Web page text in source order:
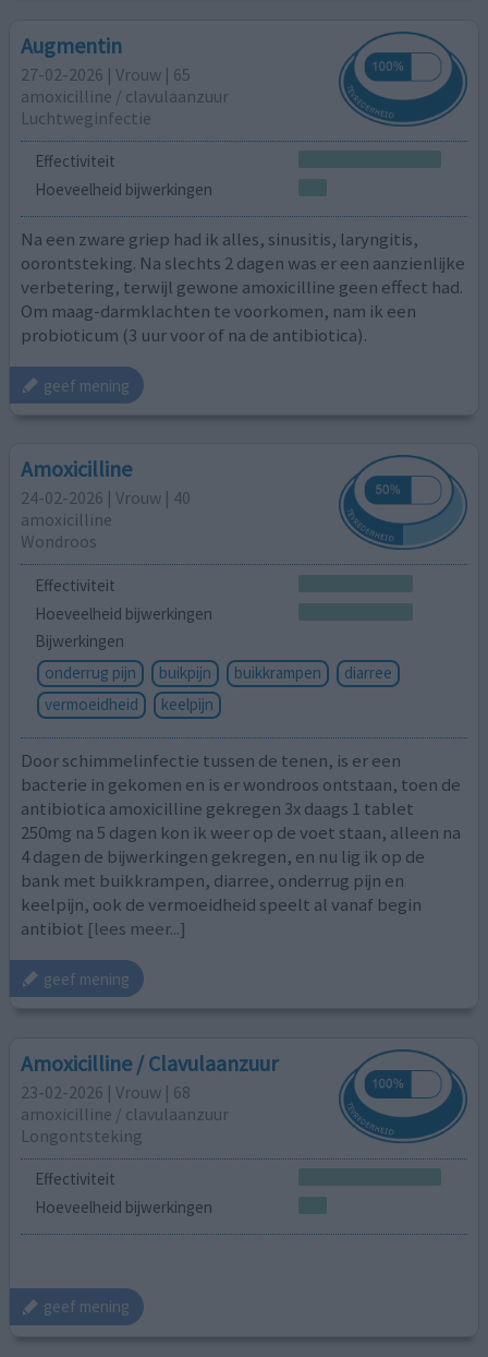
Augmentin
27-02-2026 | Vrouw | 65
amoxicilline / clavulaanzuur
Luchtweginfectie
Effectiviteit
Hoeveelheid bijwerkingen
Na een zware griep had ik alles, sinusitis, laryngitis,
oorontsteking. Na slechts 2 dagen was er een aanzienlijke
verbetering, terwijl gewone amoxicilline geen effect had.
Om maag-darmklachten te voorkomen, nam ik een
probioticum (3 uur voor of na de antibiotica).
geef mening
Amoxicilline
24-02-2026 | Vrouw | 40
amoxicilline
Wondroos
Effectiviteit
Hoeveelheid bijwerkingen
Bijwerkingen
onderrug pijn
buikpijn buikkrampen
diarree
vermoeidheid
keelpijn
Door schimmelinfectie tussen de tenen, is er een
bacterie in gekomen en is er wondroos ontstaan, toen de
antibiotica amoxicilline gekregen 3x daags 1 tablet
250mg na 5 dagen kon ik weer op de voet staan, alleen na
4 dagen de bijwerkingen gekregen, en nu lig ik op de
bank met buikkrampen, diarree, onderrug pijn en
keelpijn, ook de vermoeidheid speelt al vanaf begin
antibiot [lees meer...]
geef mening
Amoxicilline / Clavulaanzuur
23-02-2026 | Vrouw | 68
amoxicilline / clavulaanzuur
Longontsteking
Effectiviteit
Hoeveelheid bijwerkingen
geef mening